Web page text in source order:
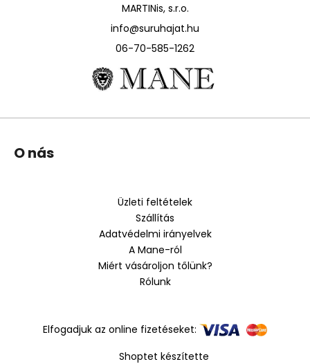
MARTINis, s.r.o.
info@suruhajat.hu
06-70-585-1262
O nás
Üzleti feltételek
Szállítás
Adatvédelmi irányelvek
A Mane-ról
Miért vásároljon tőlünk?
Rólunk
Elfogadjuk az online fizetéseket:
Shoptet készítette